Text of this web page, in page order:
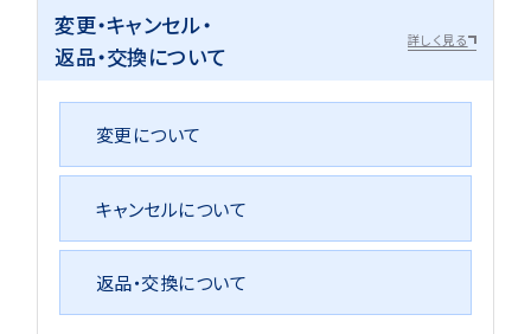
変更・キャンセル・
返品・交換について
詳しく見る
変更について
キャンセルについて
返品・交換について